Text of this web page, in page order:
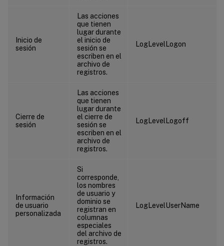
Inicio de
sesión
Las acciones
que tienen
lugar durante
el inicio de
sesión se
escriben en el
archivo de
registros.
LogLevelLogon
Cierre de
sesión
Las acciones
que tienen
lugar durante
el cierre de
sesión se
escriben en el
archivo de
registros.
LogLevelLogoff
Información
de usuario
personalizada
Si
corresponde,
los nombres
de usuario y
dominio se
registran en
columnas
especiales
del archivo de
registros.
LogLevelUserName